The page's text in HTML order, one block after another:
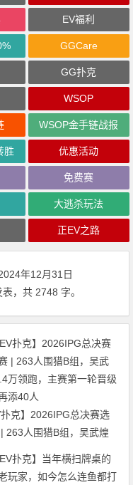
EV福利
GGCare
GG扑克
WSOP
WSOP金手链战报
胜 优惠活动
免费赛
大逃杀玩法
正EV之路
年12月31日
表，共 2748 字。
扑克】2026IPG总决赛选
263人围猎B组，吴武煌
领跑，主赛第一轮晋级版